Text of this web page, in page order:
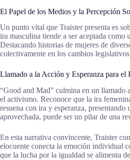
El Papel de los Medios y la Percepción
Un punto vital que Traister presenta es
ira masculina tiende a ser aceptada como
Destacando historias de mujeres de
colectivamente en los cambios
Llamado a la Acción y Esperanza para el
“Good and Mad” culmina en un llamado
el activismo. Reconoce que la ira
resuena con ira y esperanza,
aprovechada, puede ser un pilar de una
En esta narrativa convincente, Traister
elocuente conecta la emoción individual
que la lucha por la igualdad se alimenta